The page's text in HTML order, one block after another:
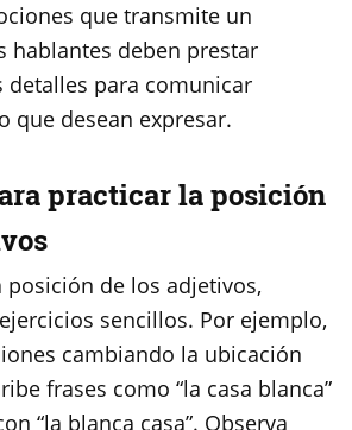
que transmite un
hablantes deben prestar
detalles para comunicar
que desean expresar.
practicar la posición
posición de los adjetivos,
sencillos. Por ejemplo,
cambiando la ubicación
frases como “la casa blanca”
“la blanca casa”. Observa